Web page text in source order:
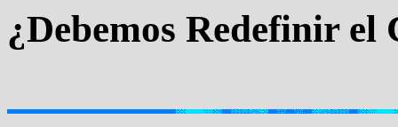
¿Debemos Redefinir el